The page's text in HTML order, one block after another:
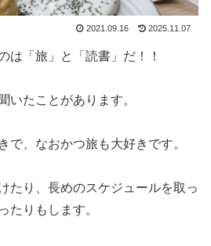
2021.09.16 2025.11.07
は「旅」と「読書」だ！！
いたことがあります。
で、なおかつ旅も大好きです。
たり、長めのスケジュールを取っ
たりもします。